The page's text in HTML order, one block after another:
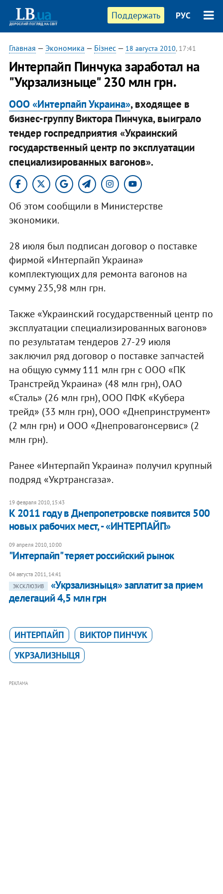
Поддержать РУС
Главная — Экономика — Бізнес— 18 августа 2010, 17:41
Интерпайп Пинчука заработал на
"Укрзализныце" 230 млн грн.
ООО «Интерпайп Украина», входящее в
бизнес-группу Виктора Пинчука, выиграло
тендер госпредприятия «Украинский
государственный центр по эксплуатации
специализированных вагонов».
Об этом сообщили в Министерстве
экономики.
28 июля был подписан договор о поставке
фирмой «Интерпайп Украина»
комплектующих для ремонта вагонов на
сумму 235,98 млн грн.
Также «Украинский государственный центр по
эксплуатации специализированных вагонов»
по результатам тендеров 27-29 июля
заключил ряд договор о поставке запчастей
на общую сумму 111 млн грн с ООО «ПК
Транстрейд Украина» (48 млн грн), ОАО
«Сталь» (26 млн грн), ООО ПФК «Кубера
трейд» (33 млн грн), ООО «Днепринструмент»
(2 млн грн) и ООО «Днепровагонсервис» (2
млн грн).
Ранее «Интерпайп Украина» получил крупный
подряд «Укртрансгаза».
19 февраля 2010, 15:43
К 2011 году в Днепропетровске появится 500
новых рабочих мест, - «ИНТЕРПАЙП»
09 апреля 2010, 10:00
"Интерпайп" теряет российский рынок
04 августа 2011, 14:41
ЭКСКЛЮЗИВ
«Укрзализныця» заплатит за прием
делегаций 4,5 млн грн
ИНТЕРПАЙП
ВИКТОР ПИНЧУК
УКРЗАЛИЗНЫЦЯ
РЕКЛАМА